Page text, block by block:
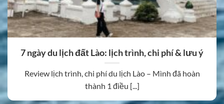
7 ngày du lịch đất Lào: lịch trình, chi phí & lưu ý
Review lịch trình, chi phí du lịch Lào – Mình đã hoàn
thành 1 điều [...]